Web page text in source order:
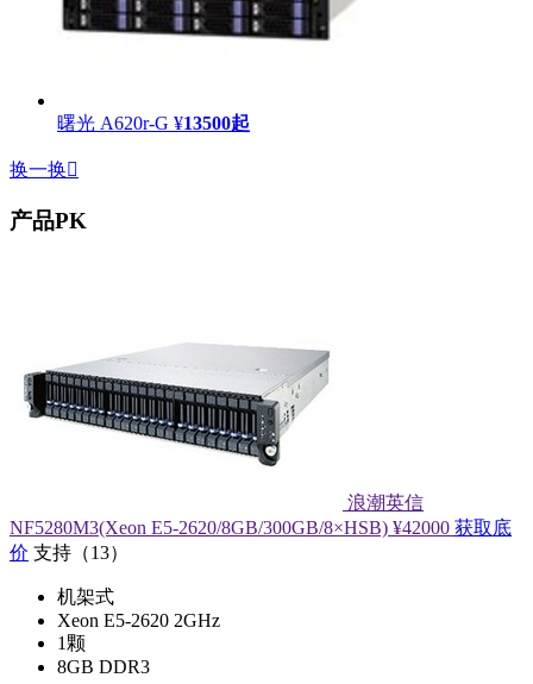
曙光 A620r-G ¥13500起
换一换
产品PK
浪潮英信
NF5280M3(Xeon E5-2620/8GB/300GB/8×HSB) ¥42000 获取底
价 支持 （13）
机架式
Xeon E5-2620 2GHz
1颗
8GB DDR3